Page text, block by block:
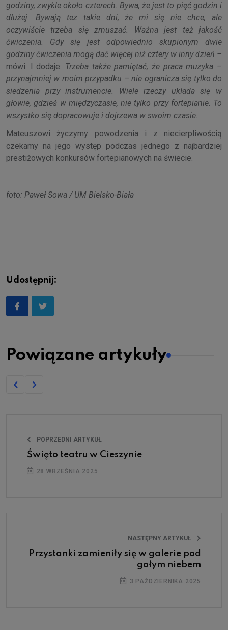
godziny, zwykle około czterech. Bywa, że jest to pięć godzin i
dłużej. Bywają tez takie dni, że mi się nie chce, ale
oczywiście trzeba się zmuszać. Ważna jest też jakość
ćwiczenia. Gdy się jest odpowiednio skupionym dwie
godziny ćwiczenia mogą dać więcej niż cztery w inny dzień –
mówi. I dodaje: Trzeba także pamiętać, że praca muzyka –
przynajmniej w moim przypadku – nie ogranicza się tylko do
siedzenia przy instrumencie. Wiele rzeczy układa się w
głowie, gdzieś w międzyczasie, nie tylko przy fortepianie. To
wszystko się dopracowuje i dojrzewa w swoim czasie.
Mateuszowi życzymy powodzenia i z niecierpliwością
czekamy na jego występ podczas jednego z najbardziej
prestiżowych konkursów fortepianowych na świecie.
foto: Paweł Sowa / UM Bielsko-Biała
Udostępnij:
Powiązane artykuły
POPRZEDNI ARTYKUŁ
Święto teatru w Cieszynie
28 WRZEŚNIA 2025
NASTĘPNY ARTYKUŁ
Przystanki zamieniły się w galerie pod
gołym niebem
3 PAŹDZIERNIKA 2025